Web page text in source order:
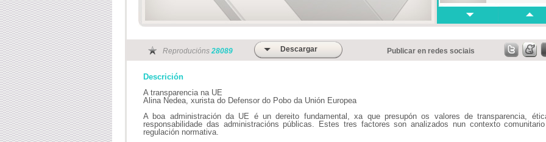
Mesa
Acceso ...
Repr. 27034
Repr. 27033
Reproducións 28089 Descargar Publicar en redes sociais
Descrición
A transparencia na UE
Alina Nedea, xurista do Defensor do Pobo da Unión Europea
A boa administración da UE é un dereito fundamental, xa que presupón os valores de transparencia,
responsabilidade das administracións públicas. Estes tres factores son analizados nun contexto
regulación normativa.